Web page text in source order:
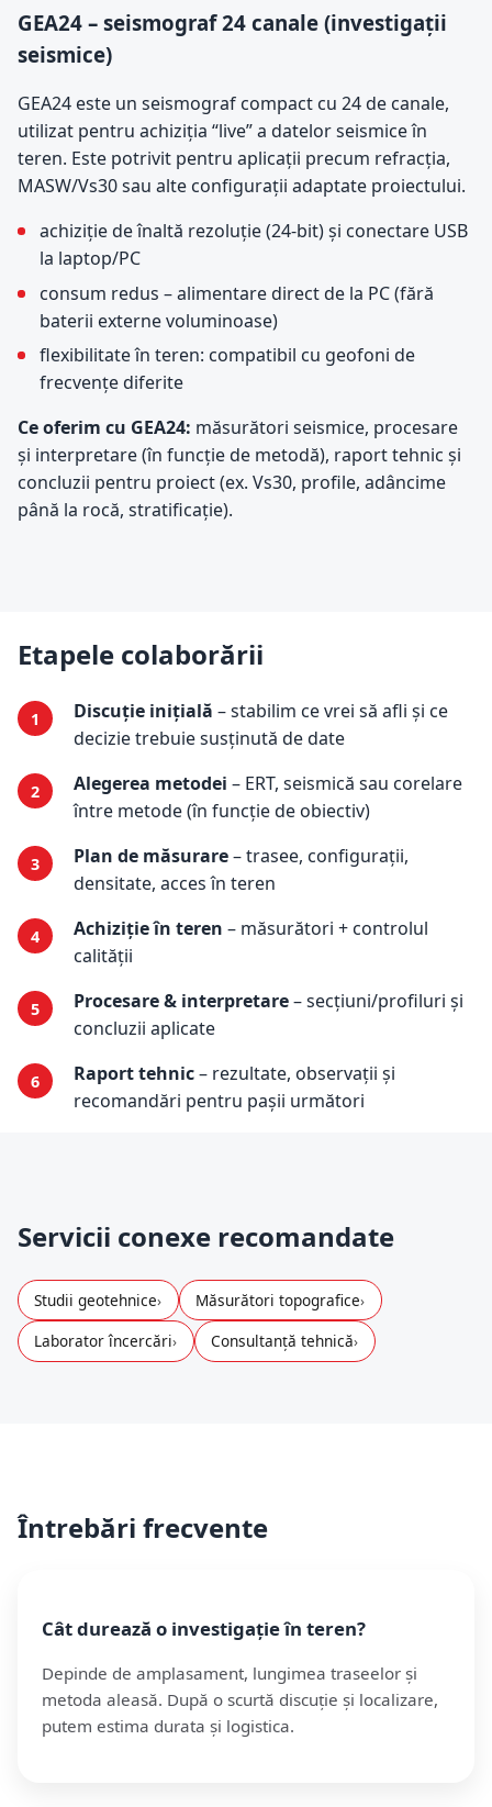
GEA24 – seismograf 24 canale (investigații
seismice)
GEA24 este un seismograf compact cu 24 de canale,
utilizat pentru achiziția “live” a datelor seismice în
teren. Este potrivit pentru aplicații precum refracția,
MASW/Vs30 sau alte configurații adaptate proiectului.
achiziție de înaltă rezoluție (24-bit) și conectare USB
la laptop/PC
consum redus – alimentare direct de la PC (fără
baterii externe voluminoase)
flexibilitate în teren: compatibil cu geofoni de
frecvențe diferite
Ce oferim cu GEA24: măsurători seismice, procesare
și interpretare (în funcție de metodă), raport tehnic și
concluzii pentru proiect (ex. Vs30, profile, adâncime
până la rocă, stratificație).
Etapele colaborării
Discuție inițială – stabilim ce vrei să afli și ce
decizie trebuie susținută de date
Alegerea metodei – ERT, seismică sau corelare
între metode (în funcție de obiectiv)
Plan de măsurare– trasee, configurații,
densitate, acces în teren
Achiziție în teren – măsurători + controlul
calității
Procesare & interpretare– secțiuni/profiluri și
concluzii aplicate
Raport tehnic– rezultate, observații și
recomandări pentru pașii următori
Servicii conexe recomandate
Studii geotehnice
Măsurători topografice
Laborator încercări
Consultanță tehnică
Întrebări frecvente
Cât durează o investigație în teren?
Depinde de amplasament, lungimea traseelor și
metoda aleasă. După o scurtă discuție și localizare,
putem estima durata și logistica.